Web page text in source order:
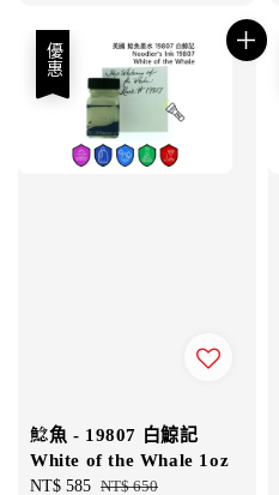
優惠
鯰魚 - 19807 白鯨記
White of the Whale 1oz
Sale
NT$ 585 Regular
NT$ 650